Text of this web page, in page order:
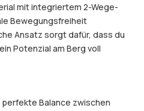
mit integriertem 2-Wege-
Bewegungsfreiheit
Ansatz sorgt dafür, dass du
Potenzial am Berg voll
Balance zwischen